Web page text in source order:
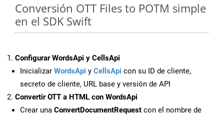
Conversión OTT Files to POTM simple
en el SDK Swift
Configurar WordsApi y CellsApi
Inicializar WordsApi y CellsApi con su ID de cliente,
secreto de cliente, URL base y versión de API
Convertir OTT a HTML con WordsApi
Crear una ConvertDocumentRequest con el nombre de